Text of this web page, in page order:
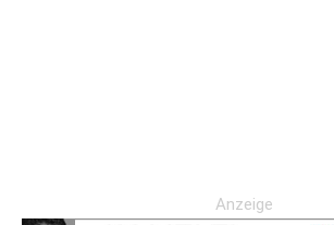
Anzeige